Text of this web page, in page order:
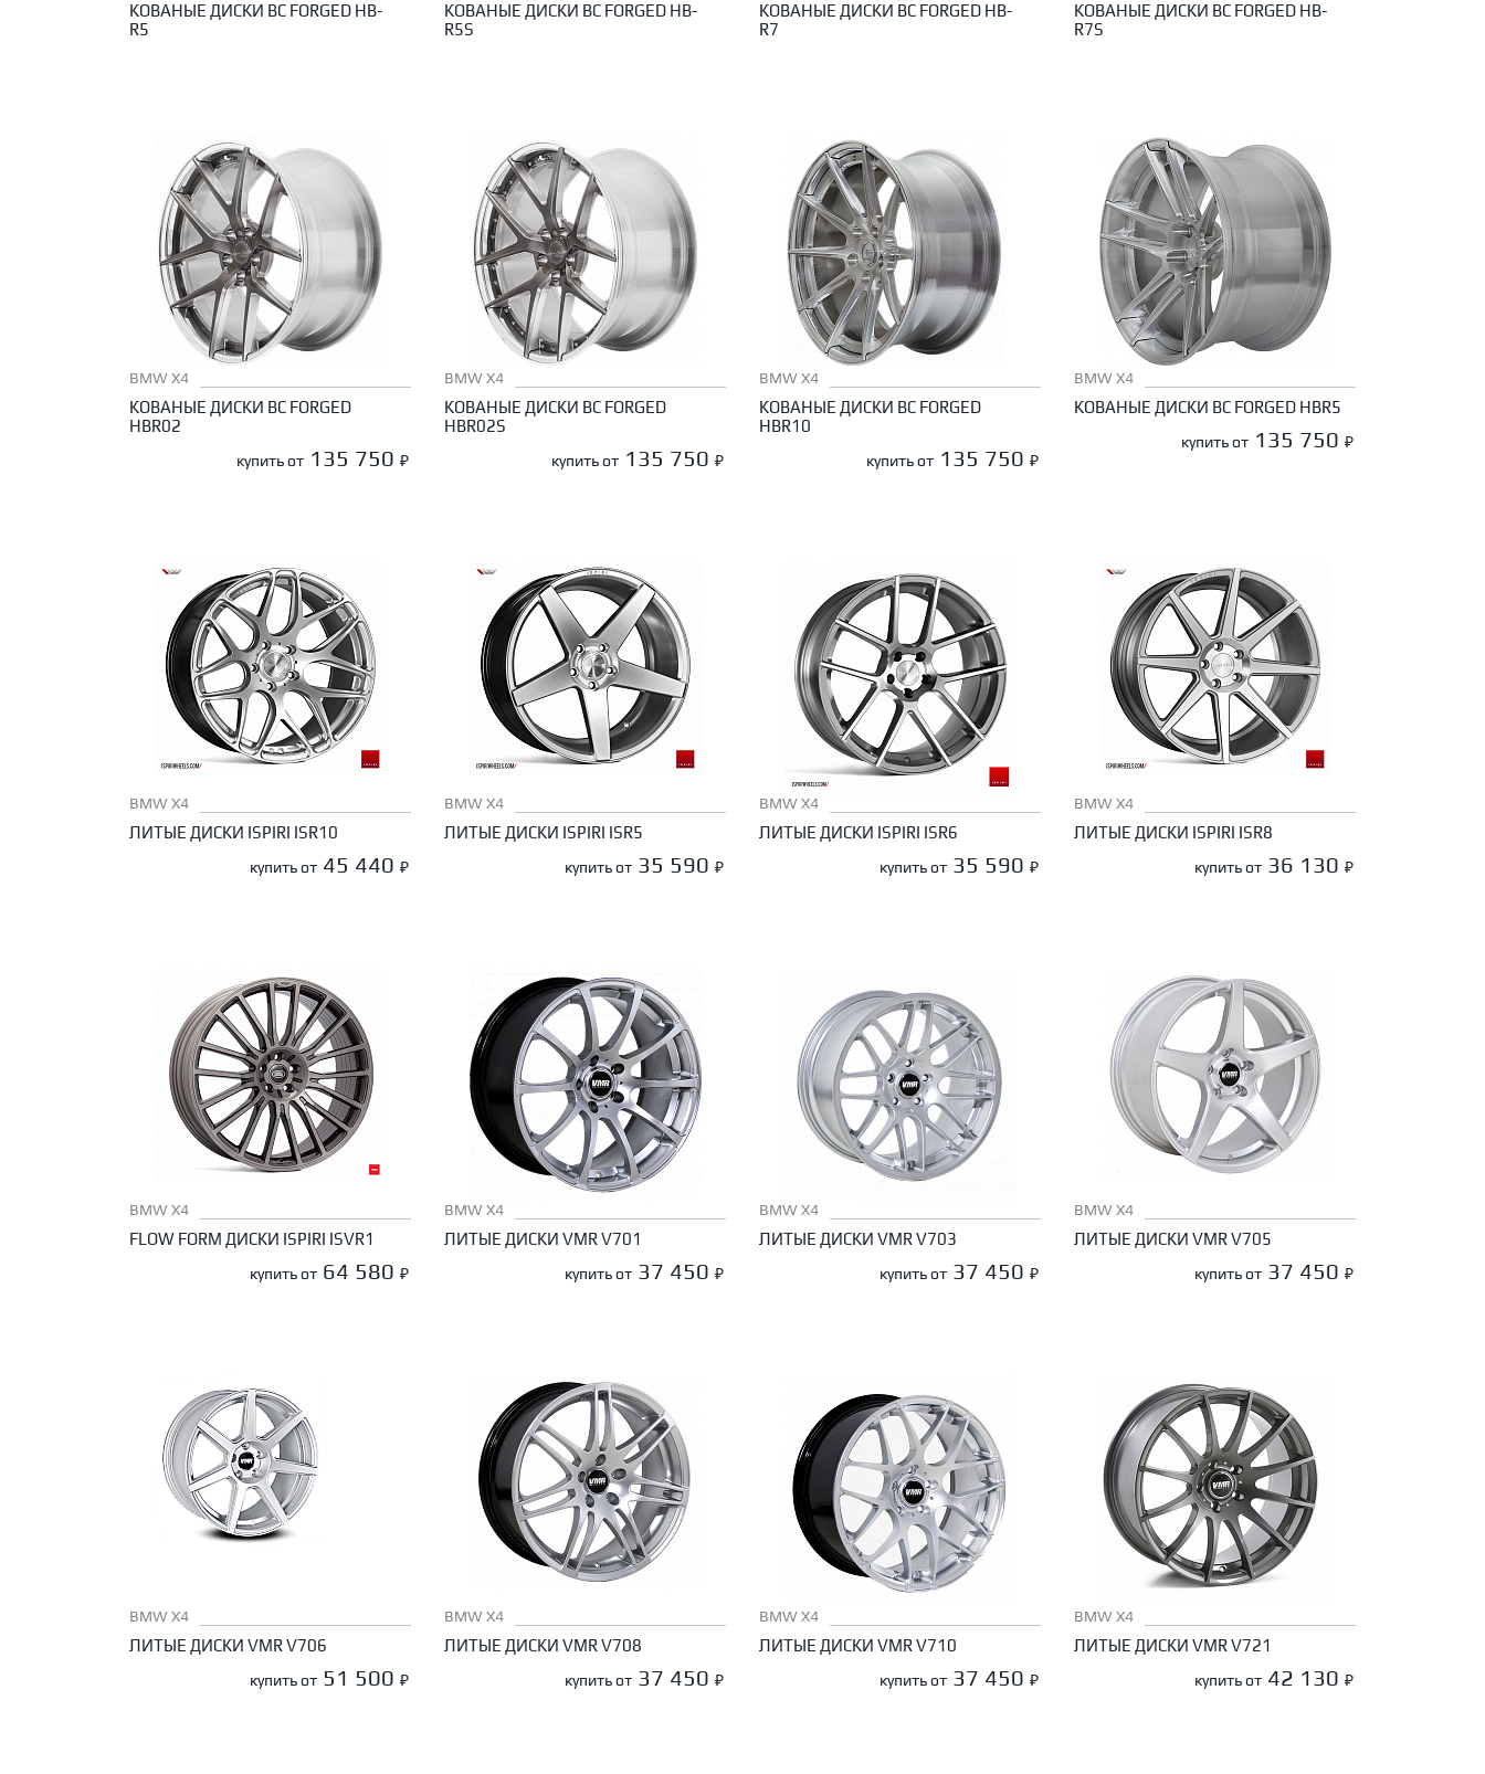
КОВАНЫЕ ДИСКИ BC FORGED HB-
R5
КОВАНЫЕ ДИСКИ BC FORGED HB-
R5S
КОВАНЫЕ ДИСКИ BC FORGED HB-
R7
КОВАНЫЕ ДИСКИ BC FORGED HB-
R7S
BMW X4
КОВАНЫЕ ДИСКИ BC FORGED
HBR02
купить от 135 750 ₽
BMW X4
КОВАНЫЕ ДИСКИ BC FORGED
HBR02S
купить от 135 750 ₽
BMW X4
КОВАНЫЕ ДИСКИ BC FORGED
HBR10
купить от 135 750 ₽
BMW X4
КОВАНЫЕ ДИСКИ BC FORGED HBR5
купить от 135 750 ₽
BMW X4
ЛИТЫЕ ДИСКИ ISPIRI ISR10
купить от 45 440 ₽
BMW X4
ЛИТЫЕ ДИСКИ ISPIRI ISR5
купить от 35 590 ₽
BMW X4
ЛИТЫЕ ДИСКИ ISPIRI ISR6
купить от 35 590 ₽
BMW X4
ЛИТЫЕ ДИСКИ ISPIRI ISR8
купить от 36 130 ₽
BMW X4
FLOW FORM ДИСКИ ISPIRI ISVR1
купить от 64 580 ₽
BMW X4
ЛИТЫЕ ДИСКИ VMR V701
купить от 37 450 ₽
BMW X4
ЛИТЫЕ ДИСКИ VMR V703
купить от 37 450 ₽
BMW X4
ЛИТЫЕ ДИСКИ VMR V705
купить от 37 450 ₽
BMW X4
ЛИТЫЕ ДИСКИ VMR V706
купить от 51 500 ₽
BMW X4
ЛИТЫЕ ДИСКИ VMR V708
купить от 37 450 ₽
BMW X4
ЛИТЫЕ ДИСКИ VMR V710
купить от 37 450 ₽
BMW X4
ЛИТЫЕ ДИСКИ VMR V721
купить от 42 130 ₽